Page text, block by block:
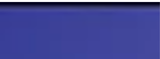
極具挑戰性的任務。以往，要讓攝影棚裡的